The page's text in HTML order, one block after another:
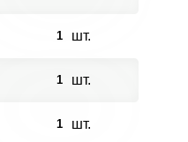
1 шт.
1 шт.
1 шт.